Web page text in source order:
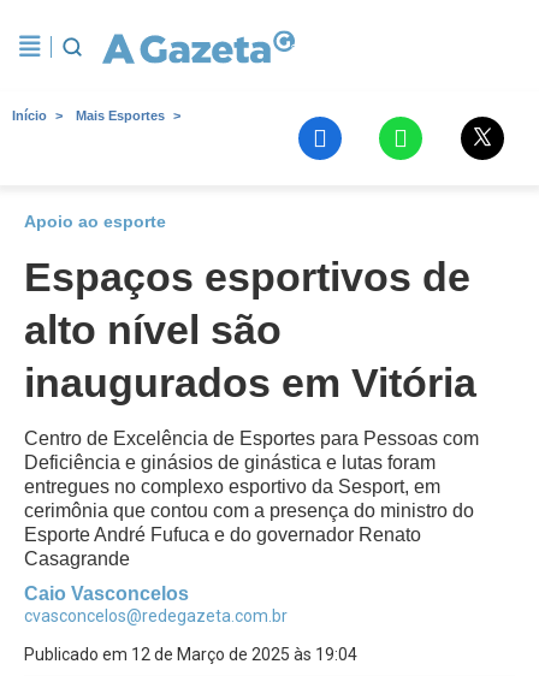
Início Mais Esportes
Apoio ao esporte
Espaços esportivos de
alto nível são
inaugurados em Vitória
Centro de Excelência de Esportes para Pessoas com
Deficiência e ginásios de ginástica e lutas foram
entregues no complexo esportivo da Sesport, em
cerimônia que contou com a presença do ministro do
Esporte André Fufuca e do governador Renato
Casagrande
Caio Vasconcelos
cvasconcelos@redegazeta.com.br
Publicado em 12 de Março de 2025 às 19:04